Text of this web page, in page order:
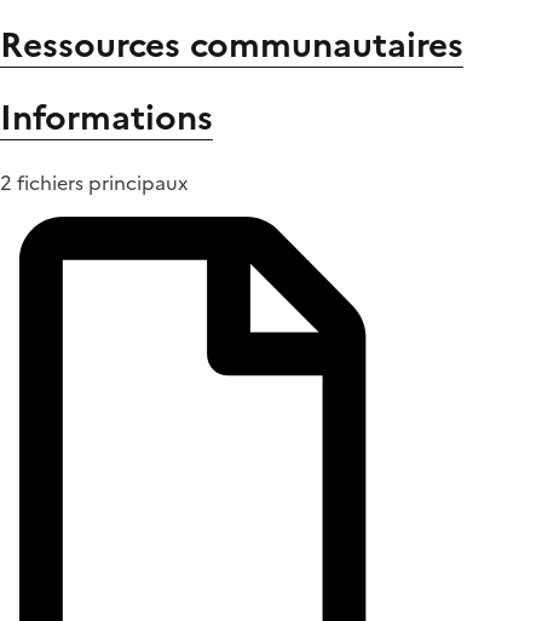
Ressources communautaires
Informations
2 fichiers principaux